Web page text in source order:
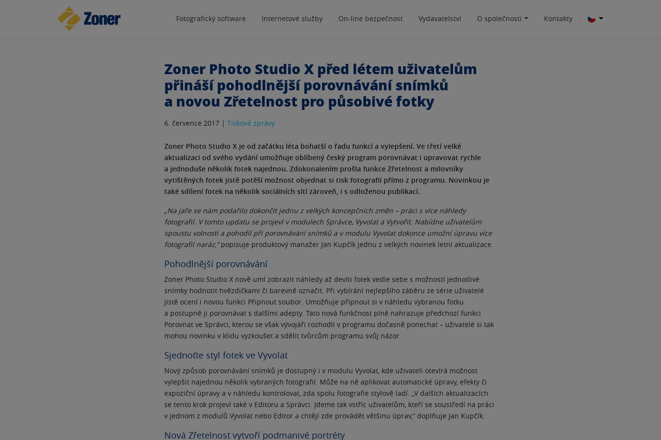
Fotografický software Internetové služby On-line bezpečnost Vydavatelství O společnosti Kontakty
Zoner Photo Studio X před létem uživatelům
přináší pohodlnější porovnávání snímků
a novou Zřetelnost pro působivé fotky
6. července 2017 | Tiskové zprávy
Zoner Photo Studio X je od začátku léta bohatší o řadu funkcí a vylepšení. Ve třetí velké
aktualizaci od svého vydání umožňuje oblíbený český program porovnávat i upravovat rychle
a jednoduše několik fotek najednou. Zdokonalením prošla funkce Zřetelnost a milovníky
vytištěných fotek jistě potěší možnost objednat si tisk fotografií přímo z programu. Novinkou je
také sdílení fotek na několik sociálních sítí zároveň, i s odloženou publikací.
„Na jaře se nám podařilo dokončit jednu z velkých koncepčních změn – práci s více náhledy
fotografií. V tomto updatu se projeví v modulech Správce, Vyvolat a Vytvořit. Nabídne uživatelům
spoustu volnosti a pohodlí při porovnávání snímků a v modulu Vyvolat dokonce umožní úpravu více
fotografií naráz,“popisuje produktový manažer Jan Kupčík jednu z velkých novinek letní aktualizace.
Pohodlnější porovnávání
Zoner Photo Studio X nově umí zobrazit náhledy až devíti fotek vedle sebe s možností jednotlivé
snímky hodnotit hvězdičkami či barevně označit. Při vybírání nejlepšího záběru ze série uživatelé
jistě ocení i novou funkci Připnout soubor. Umožňuje připnout si v náhledu vybranou fotku
a postupně ji porovnávat s dalšími adepty. Tato nová funkčnost plně nahrazuje předchozí funkci
Porovnat ve Správci, kterou se však vývojáři rozhodli v programu dočasně ponechat – uživatelé si tak
mohou novinku v klidu vyzkoušet a sdělit tvůrcům programu svůj názor.
Sjednoťte styl fotek ve Vyvolat
Nový způsob porovnávání snímků je dostupný i v modulu Vyvolat, kde uživateli otevírá možnost
vylepšit najednou několik vybraných fotografií. Může na ně aplikovat automatické úpravy, efekty či
expoziční úpravy a v náhledu kontrolovat, zda spolu fotografie stylově ladí. „V dalších aktualizacích
se tento krok projeví také v Editoru a Správci. Jdeme tak vstříc uživatelům, kteří se soustředí na práci
v jednom z modulů Vyvolat nebo Editor a chtějí zde provádět většinu úprav,“ doplňuje Jan Kupčík.
Nová Zřetelnost vytvoří podmanivé portréty